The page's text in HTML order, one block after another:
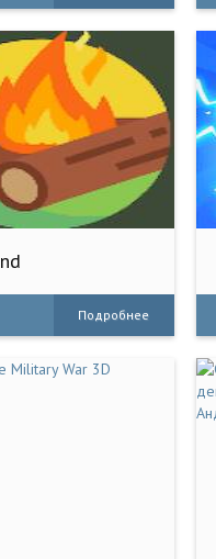
Подробнее